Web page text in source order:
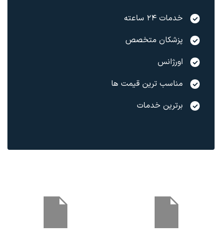
خدمات ۲۴ ساعته
پزشکان متخصص
اورژانس
مناسب ترین قیمت ها
برترین خدمات